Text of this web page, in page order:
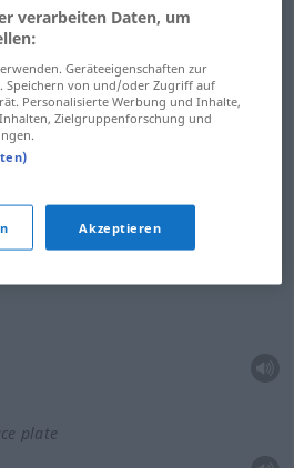
balnéaire)
plate
verarbeiten Daten, um
Geräteeigenschaften zur
von und/oder Zugriff auf
Personalisierte Werbung und Inhalte,
Zielgruppenforschung und
Akzeptieren